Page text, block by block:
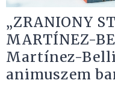
„ZRANIONY
MARTÍNEZ-
Martínez-
animuszem